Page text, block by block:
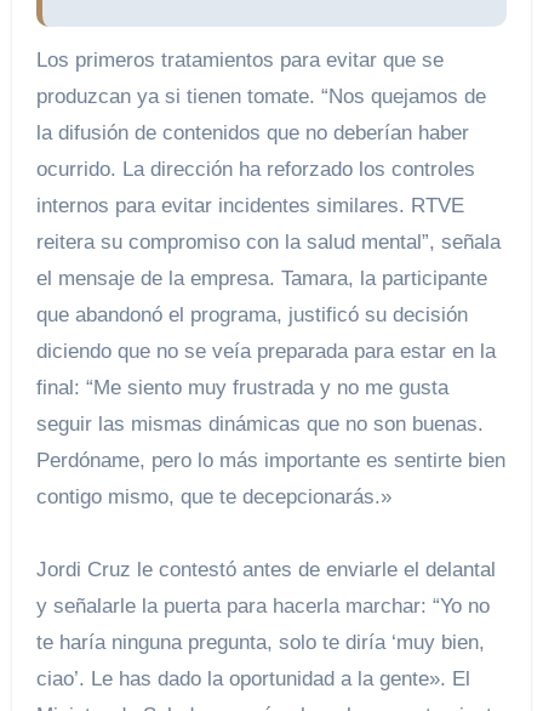
Los primeros tratamientos para evitar que se
produzcan ya si tienen tomate. “Nos quejamos de
la difusión de contenidos que no deberían haber
ocurrido. La dirección ha reforzado los controles
internos para evitar incidentes similares. RTVE
reitera su compromiso con la salud mental”, señala
el mensaje de la empresa. Tamara, la participante
que abandonó el programa, justificó su decisión
diciendo que no se veía preparada para estar en la
final: “Me siento muy frustrada y no me gusta
seguir las mismas dinámicas que no son buenas.
Perdóname, pero lo más importante es sentirte bien
contigo mismo, que te decepcionarás.»
Jordi Cruz le contestó antes de enviarle el delantal
y señalarle la puerta para hacerla marchar: “Yo no
te haría ninguna pregunta, solo te diría ‘muy bien,
ciao’. Le has dado la oportunidad a la gente». El